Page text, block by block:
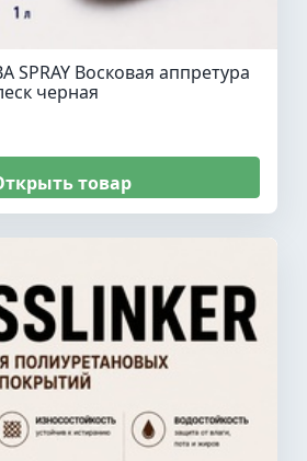
SPRAY Восковая аппретура
черная
товар